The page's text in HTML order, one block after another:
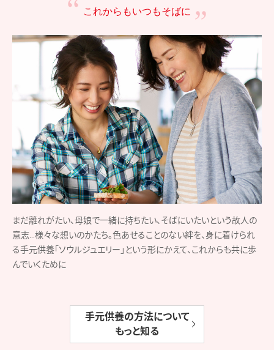
これからもいつもそばに
まだ離れがたい、母娘で一緒に持ちたい、そばにいたいという故人の
意志…様々な想いのかたち。色あせることのない絆を、身に着けられ
る手元供養「ソウルジュエリー」という形にかえて、これからも共に歩
んでいくために
手元供養の方法について
もっと知る